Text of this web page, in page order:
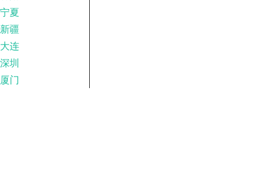
宁夏
新疆
大连
深圳
厦门